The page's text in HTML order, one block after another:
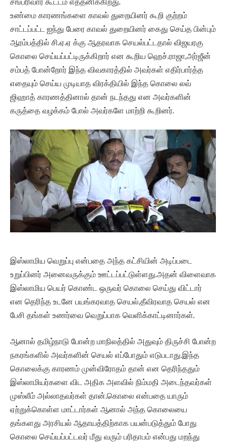
உண்மை காரணங்களை காவல் துறையினர் கூறி குற்றம்
சாட்டப்பட்ட ஐந்து பேரை காவல் துறையினர் கைது செய்த பின்பும்
ஆரம்பத்தில் சி.ஏ.ஏ க்கு ஆதரவாக செயல்பட்டதால் விஜயரகு
கொலை செய்யப்பட்டிருக்கிறார் என கூறிய ஹெச்.ராஜா,அர்ஜீன்
சம்பத் போன்றோர் இந்த விவகாரத்தில் அவர்கள் எதிர்பார்த்த
எதையும் செய்ய முடியாத விரக்தியில் இந்த கொலை லவ்
ஜிஹாத் காரணத்தினால் தான் நடந்தது என அவர்களின்
கருத்தை வழக்கம் போல் அவர்களே மாற்றி கூறினர்.
இஸ்லாமிய வெறுப்பு என்பதை அந்த கட்சியின் அடிப்படை
உறுப்பினர் அனைவருக்கும் ஊட்டப்பட்டுள்ளது.அதன் விளைவாக
இஸ்லாமிய பெயர் கொண்ட ஒருவர் கொலை செய்து விட்டார்
என தெரிந்த உடனே பயங்கரவாத செயல்,தீவிரவாத செயல் என
பேசி தங்கள் உணர்வை வெறுப்பாக வெளிக்காட்டினார்கள்.
ஆனால் தமிழ்நாடு போன்ற மாநிலத்தில் அதுவும் திருச்சி போன்ற
நகரங்களில் அவர்களின் செயல் எப்போதும் எடுபடாது.இந்த
கொலைக்கு காரணம் முன்விரோதம் தான் என தெரிந்ததும்
இஸ்லாமியர்களை விட அதிக அளவில் நிம்மதி அடைந்தவர்கள்
முஸ்லீம் அல்லாதவர்கள் தான்.கொலை என்பதை யாரும்
ஏற்றுக்கொள்ள மாட்டார்கள் ஆனால் அந்த கொலையை
தங்களது அரசியல் ஆதாயத்திற்காக பயன்படுத்தும் போது
கொலை செய்யப்பட்டவர் மீது வரும் பரிதாபம் என்பது மறந்து